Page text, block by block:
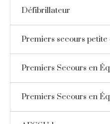
Défibrillateur
Premiers secours petite
Premiers Secours en
Premiers Secours en